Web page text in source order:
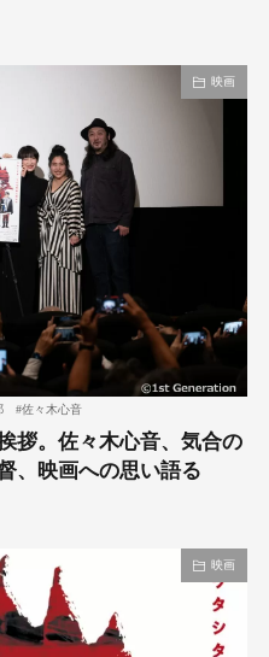
映画
#佐々木心音
拶。佐々木心音、気合の
、映画への思い語る
映画